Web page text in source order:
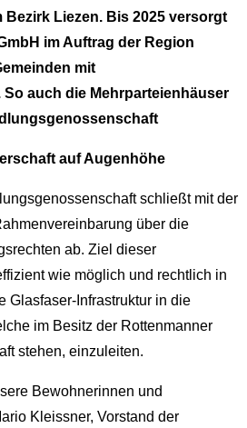
Bezirk Liezen. Bis 2025 versorgt
im Auftrag der Region
mit
auch die Mehrparteienhäuser
auf Augenhöhe
schließt mit der
über die
ab. Ziel dieser
wie möglich und rechtlich in
Glasfaser-Infrastruktur in die
im Besitz der Rottenmanner
stehen, einzuleiten.
Bewohnerinnen und
Kleissner, Vorstand der